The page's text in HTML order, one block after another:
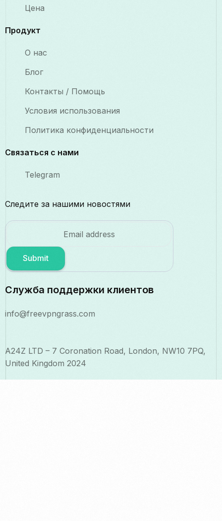
Цена
Продукт
О нас
Блог
Контакты / Помощь
Условия использования
Политика конфиденциальности
Связаться с нами
Telegram
Следите за нашими новостями
Submit
Служба поддержки клиентов
info@freevpngrass.com
A24Z LTD – 7 Coronation Road, London, NW10 7PQ,
United Kingdom 2024